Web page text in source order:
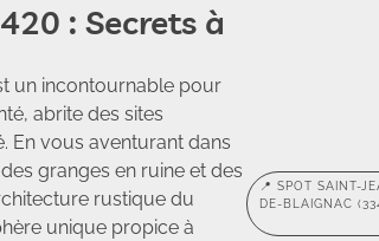
: Secrets à
un incontournable pour
abrite des sites
En vous aventurant dans
granges en ruine et des
rustique du
unique propice à
📍 SPOT SAINT-
DE-BLAIGNAC